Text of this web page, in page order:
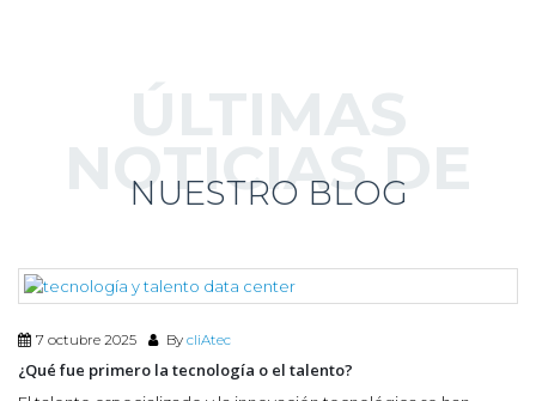
NOTICIAS DE
NUESTRO BLOG
7 octubre 2025 BycliAtec
¿Qué fue primero la tecnología o el talento?